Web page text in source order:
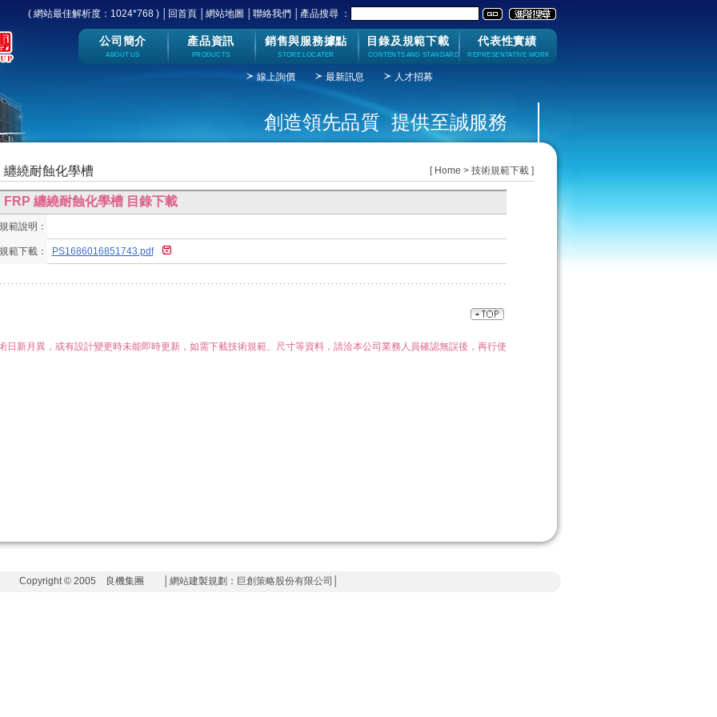
( 網站最佳解析度：1024*768 ) 回首頁 網站地圖 聯絡我們 產品搜尋 ：
公司簡介
ABOUT US
產品資訊
PRODUCTS
銷售與服務據點
STORE LOCATER
目錄及規範下載
CONTENTS AND STANDARD
代表性實績
REPRESENTATIVE WORK
線上詢價 最新訊息 人才招募
創造領先品質 提供至誠服務
纏繞耐蝕化學槽 [ Home > 技術規範下載 ]
FRP 纏繞耐蝕化學槽 目錄下載
範說明：
範下載： PS1686016851743.pdf
日新月異，或有設計變更時未能即時更新，如需下載技術規範、尺寸等資料，請洽本公司業務人員確認無誤後，再行使
Copyright © 2005 良機集團 │網站建製規劃： 巨創策略股份有限公司